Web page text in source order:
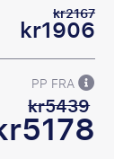
kr2167
kr1906
PP FRA
kr5439